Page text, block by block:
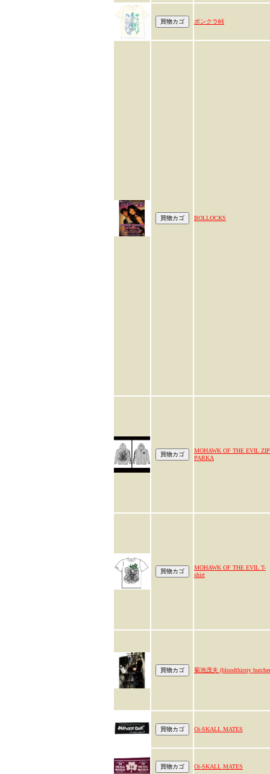
ボンクラ峠
BOLLOCKS
MOHAWK OF THE EVIL ZIP
PARKA
MOHAWK OF THE EVIL T-
shirt
菊池茂夫 (bloodthirsty
Oi-SKALL MATES
Oi-SKALL MATES